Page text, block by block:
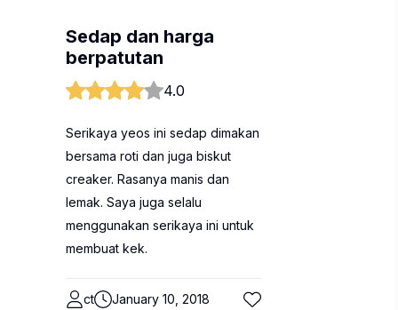
Sedap dan harga
berpatutan
4.0
Serikaya yeos ini sedap dimakan
bersama roti dan juga biskut
creaker. Rasanya manis dan
lemak. Saya juga selalu
menggunakan serikaya ini untuk
membuat kek.
ct January 10, 2018